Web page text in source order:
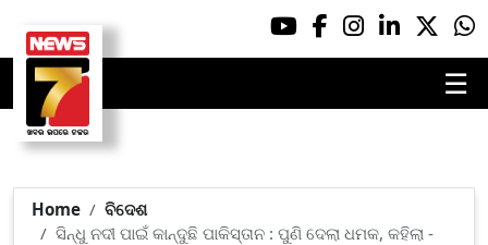
☰
Home
ବିଦେଶ
ସିନ୍ଧୁ ନଦୀ ପାଇଁ କାନ୍ଦୁଛି ପାକିସ୍ତାନ : ପୁଣି ଦେଲା ଧମକ, କହିଲା -